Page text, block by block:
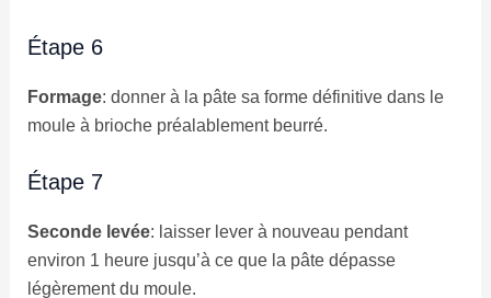
Étape 6
Formage: donner à la pâte sa forme définitive dans le
moule à brioche préalablement beurré.
Étape 7
Seconde levée: laisser lever à nouveau pendant
environ 1 heure jusqu’à ce que la pâte dépasse
légèrement du moule.